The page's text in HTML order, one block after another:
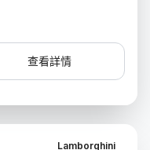
查看詳情
Lamborghini